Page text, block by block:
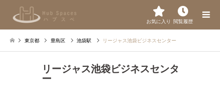
お気に入り 閲覧履歴
東京都 豊島区 池袋駅 リージャス池袋ビジネスセンター
リージャス池袋ビジネスセンタ
ー